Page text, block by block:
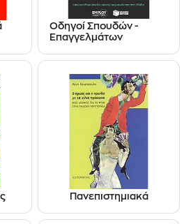
Οδηγοί Σπουδών -
Επαγγελμάτων
Πανεπιστημιακά